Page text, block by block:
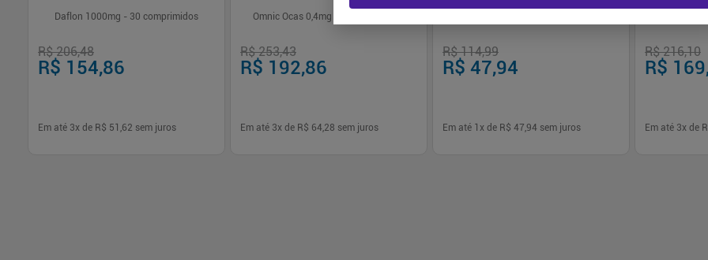
Daflon 1000mg - 30 comprimidos
R$ 206,48
R$ 154,86
Em até 3x de R$ 51,62 sem juros
Omnic Ocas 0,4mg 60 Comprimidos
R$ 253,43
R$ 192,86
Em até 3x de R$ 64,28 sem juros
R$ 114,99
R$ 47,94
Em até 1 x de R$ 47,94 sem juros
R$ 216,10
R$
Em até 3x de